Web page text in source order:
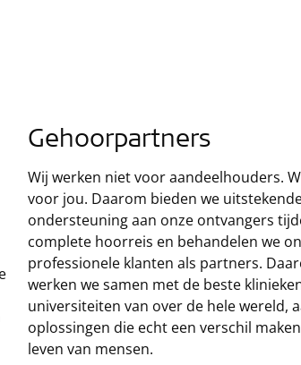
Gehoorpartners
Wij werken niet voor aandeelhouders.
voor jou. Daarom bieden we
ondersteuning aan onze ontvangers
complete hoorreis en behandelen we
professionele klanten als partners.
werken we samen met de beste
universiteiten van over de hele wereld,
oplossingen die echt een verschil
leven van mensen.